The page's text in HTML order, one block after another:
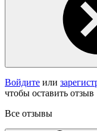
Войдите или
чтобы оставить отзыв
Все отзывы